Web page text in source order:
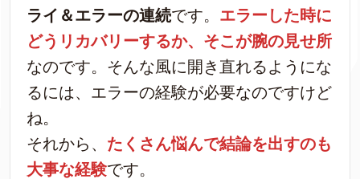
ライ＆エラーの連続です。 エラーした時に
どうリカバリーするか、そこが腕の見せ所
なのです。そんな風に開き直れるようにな
るには、エラーの経験が必要なのですけど
ね。
それから、 たくさん悩んで結論を出すのも
大事な経験です。